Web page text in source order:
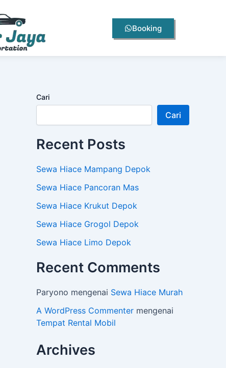
Booking
Cari
Cari
Recent Posts
Sewa Hiace Mampang Depok
Sewa Hiace Pancoran Mas
Sewa Hiace Krukut Depok
Sewa Hiace Grogol Depok
Sewa Hiace Limo Depok
Recent Comments
Paryono mengenai Sewa Hiace Murah
A WordPress Commenter mengenai
Tempat Rental Mobil
Archives